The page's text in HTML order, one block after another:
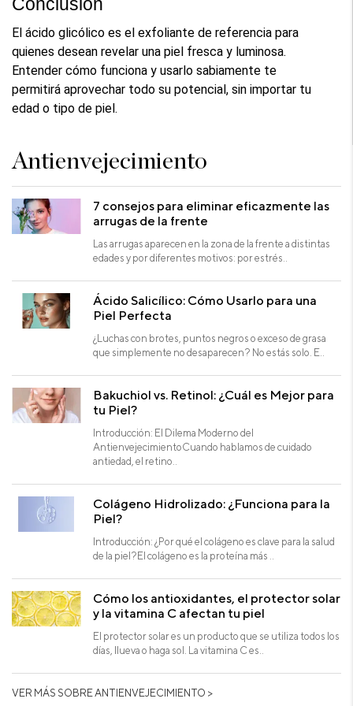
El ácido glicólico es el exfoliante de referencia para
quienes desean revelar una piel fresca y luminosa.
Entender cómo funciona y usarlo sabiamente te
permitirá aprovechar todo su potencial, sin importar tu
edad o tipo de piel.
Antienvejecimiento
7 consejos para eliminar eficazmente las
arrugas de la frente
Las arrugas aparecen en la zona de la frente a distintas
edades y por diferentes motivos: por estrés..
Ácido Salicílico: Cómo Usarlo para una
Piel Perfecta
¿Luchas con brotes, puntos negros o exceso de grasa
que simplemente no desaparecen? No estás solo. E..
Bakuchiol vs. Retinol: ¿Cuál es Mejor para
tu Piel?
Introducción: El Dilema Moderno del
AntienvejecimientoCuando hablamos de cuidado
antiedad, el retino..
Colágeno Hidrolizado: ¿Funciona para la
Piel?
Introducción: ¿Por qué el colágeno es clave para la salud
de la piel?El colágeno es la proteína más ..
Cómo los antioxidantes, el protector solar
y la vitamina C afectan tu piel
El protector solar es un producto que se utiliza todos los
días, llueva o haga sol. La vitamina C es..
VER MÁS SOBRE ANTIENVEJECIMIENTO >